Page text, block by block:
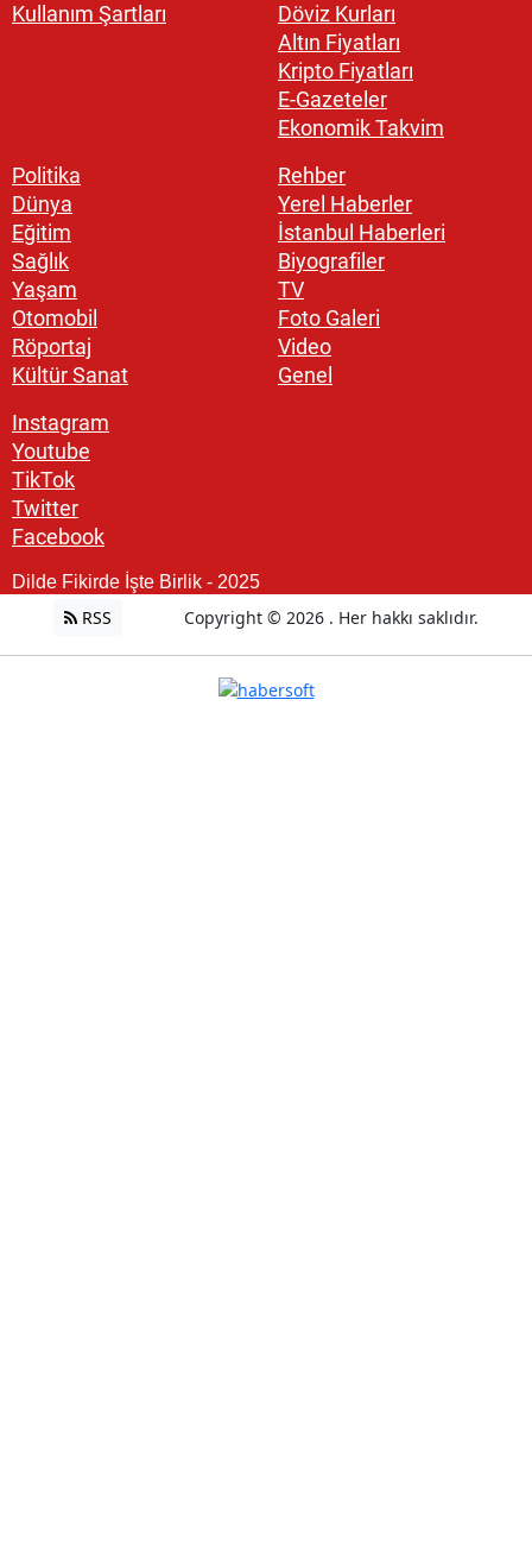
Kullanım Şartları
Döviz Kurları
Altın Fiyatları
Kripto Fiyatları
E-Gazeteler
Ekonomik Takvim
Politika
Dünya
Eğitim
Sağlık
Yaşam
Otomobil
Röportaj
Kültür Sanat
Rehber
Yerel Haberler
İstanbul Haberleri
Biyografiler
TV
Foto Galeri
Video
Genel
Instagram
Youtube
TikTok
Twitter
Facebook
Dilde Fikirde İşte Birlik - 2025
RSS Copyright © 2026 . Her hakkı saklıdır.